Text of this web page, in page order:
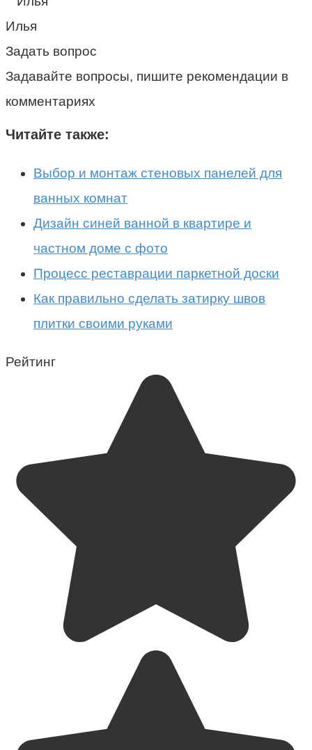
Илья
Задать вопрос
Задавайте вопросы, пишите рекомендации в
комментариях
Читайте также:
Выбор и монтаж стеновых панелей для
ванных комнат
Дизайн синей ванной в квартире и
частном доме с фото
Процесс реставрации паркетной доски
Как правильно сделать затирку швов
плитки своими руками
Рейтинг